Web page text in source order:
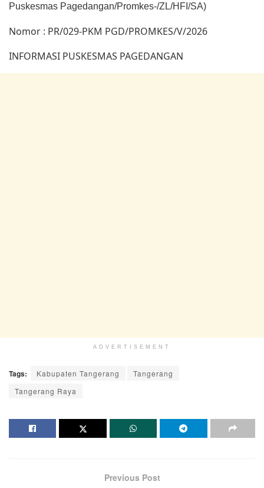
Puskesmas Pagedangan/Promkes-/ZL/HFI/SA)
Nomor : PR/029-PKM PGD/PROMKES/V/2026
INFORMASI PUSKESMAS PAGEDANGAN
ADVERTISEMENT
Tags: Kabupaten Tangerang
Tangerang
Tangerang Raya
Previous Post